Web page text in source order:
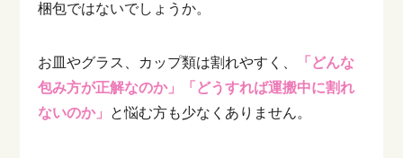
梱包ではないでしょうか。
お皿やグラス、カップ類は割れやすく、
「どんな
包み方が正解なのか」「どうすれば運搬中に割れ
ないのか」 と悩む方も少なくありません。